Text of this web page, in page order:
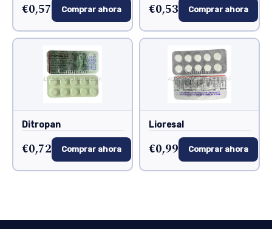
€0,57 Comprar ahora €0,53 Comprar ahora
Ditropan
€0,72 Comprar ahora
Lioresal
€0,99 Comprar ahora